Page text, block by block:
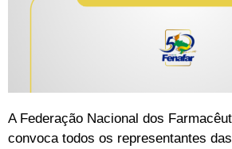
A Federação Nacional dos
convoca todos os representantes